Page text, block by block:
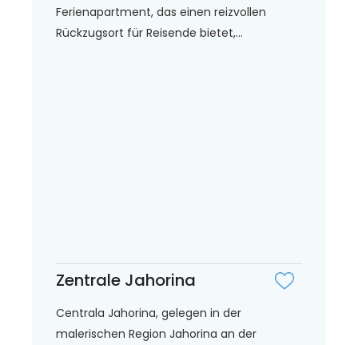
Ferienapartment, das einen reizvollen
Rückzugsort für Reisende bietet,...
Zentrale Jahorina
Centrala Jahorina, gelegen in der
malerischen Region Jahorina an der